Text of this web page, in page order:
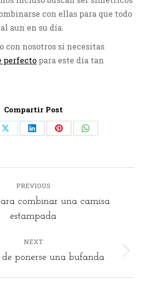
con ellas para que todo
aun en su día.
con nosotros si necesitas
perfecto para este día tan
Compartir Post
Share Share Share Share
PREVIOUS
post:
combinar una camisa
estampada
NEXT
Next
ponerse una bufanda